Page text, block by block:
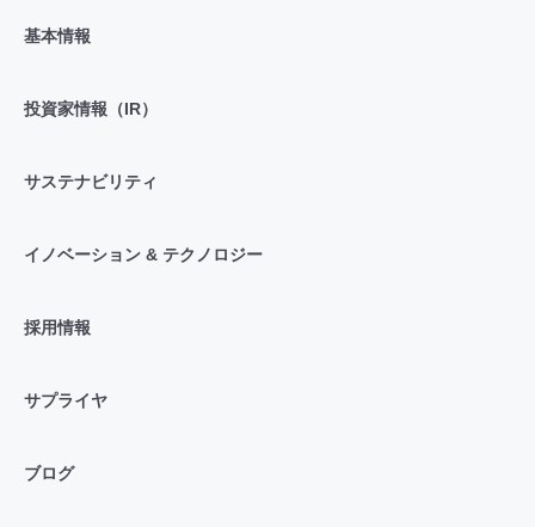
基本情報
投資家情報（IR）
サステナビリティ
イノベーション & テクノロジー
採用情報
サプライヤ
ブログ